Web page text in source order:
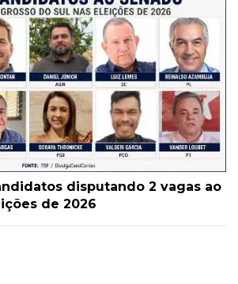
disputando 2 vagas ao
de 2026